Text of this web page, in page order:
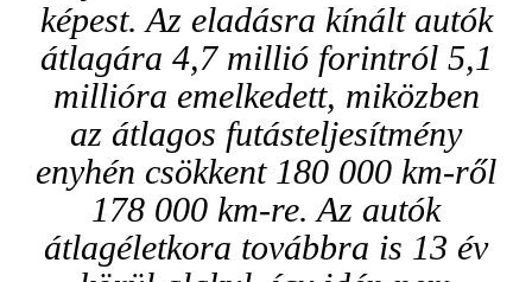
képest. Az eladásra kínált autók
átlagára 4,7 millió forintról 5,1
millióra emelkedett, miközben
az átlagos futásteljesítmény
enyhén csökkent 180 000 km-ről
178 000 km-re. Az autók
átlagéletkora továbbra is 13 év